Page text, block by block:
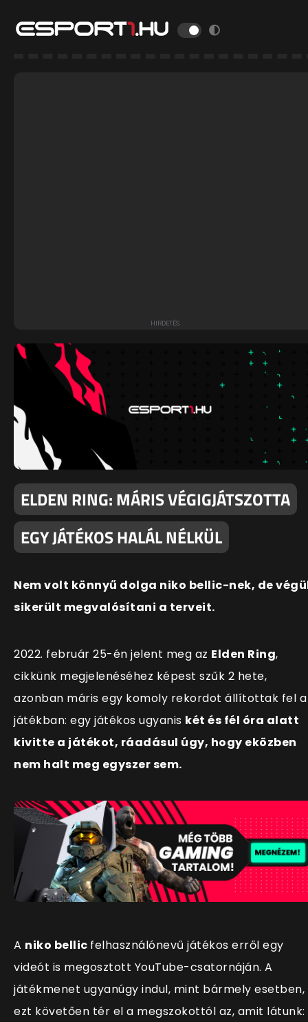
ELDEN RING: MÁRIS VÉGIGJÁTSZOTTA
EGY JÁTÉKOS HALÁL NÉLKÜL
Nem volt könnyű dolga niko bellic-nek, de
sikerült megvalósítani a terveit.
2022. február 25-én jelent meg az Elden Ring,
cikkünk megjelenéséhez képest szűk 2 hete,
azonban máris egy komoly rekordot állítottak fel a
játékban: egy játékos ugyanis két és fél óra alatt
kivitte a játékot, ráadásul úgy, hogy eközben
nem halt meg egyszer sem.
A niko bellic felhasználónevű játékos erről egy
videót is megosztott YouTube-csatornáján. A
játékmenet ugyanúgy indul, mint bármely esetben,
ezt követően tér el a megszokottól az, amit látunk: